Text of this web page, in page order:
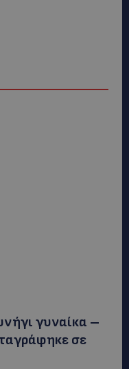
γυναίκα –
σε